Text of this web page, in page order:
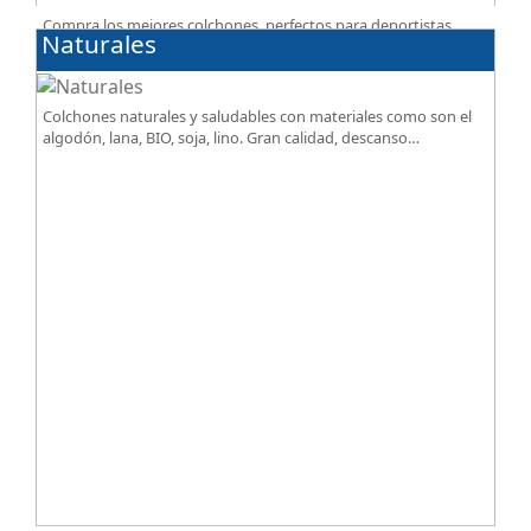
Compra los mejores colchones, perfectos para deportistas.
Facilitan el descanso a personas que practican deporte,
SportReset ayuda a recuperar energía
Naturales
Colchones naturales y saludables con materiales como son el
algodón, lana, BIO, soja, lino. Gran calidad, descanso